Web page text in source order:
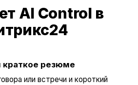
AI Control в
краткое резюме
или встречи и короткий